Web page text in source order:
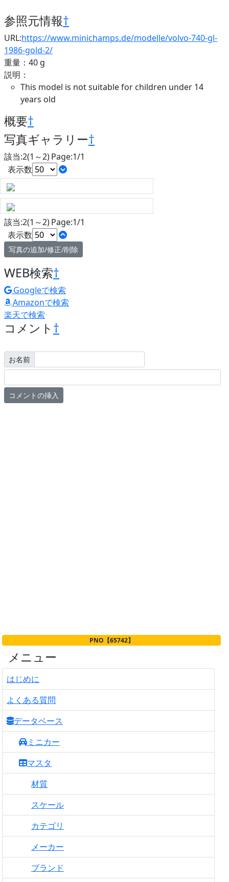
PNO【65742】
メニュー
はじめに
よくある質問
データベース
ミニカー
マスタ
材質
スケール
カテゴリ
メーカー
ブランド
参照元情報†
URL:https://www.minichamps.de/modelle/volvo-740-gl-
1986-gold-2/
重量：40 g
説明：
This model is not suitable for children under 14
years old
概要†
写真ギャラリー†
該当:2(1～2) Page:1/1
表示数
該当:2(1～2) Page:1/1
表示数
写真の追加/修正/削除
WEB検索†
Googleで検索
Amazonで検索
楽天で検索
コメント †
お名前